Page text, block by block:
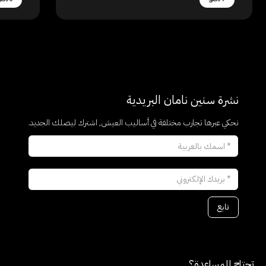
نشرة سنين نامان البريدية
نحكي عبرها تجارب مختلفة في أساليب العيش, اشترك ليصلك الجديد.